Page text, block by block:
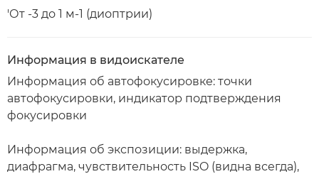
'От -3 до 1 м-1 (диоптрии)
Информация в видоискателе
Информация об автофокусировке: точки
автофокусировки, индикатор подтверждения
фокусировки
Информация об экспозиции: выдержка,
диафрагма, чувствительность ISO (видна всегда),